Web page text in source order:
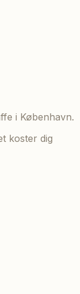
i København.
koster dig